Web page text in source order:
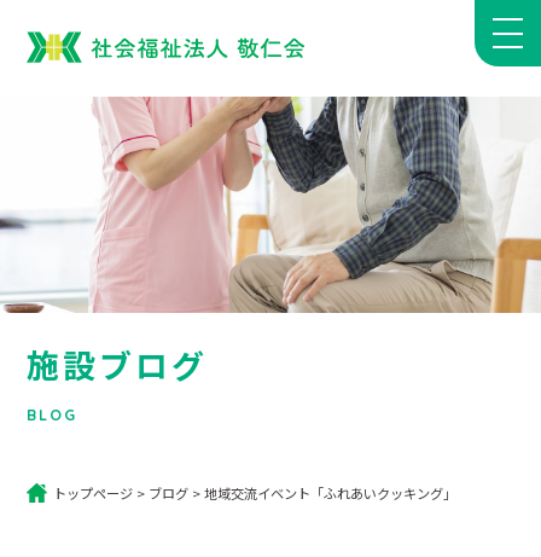
施設ブログ
BLOG
トップページ > ブログ >地域交流イベント「ふれあいクッキング」